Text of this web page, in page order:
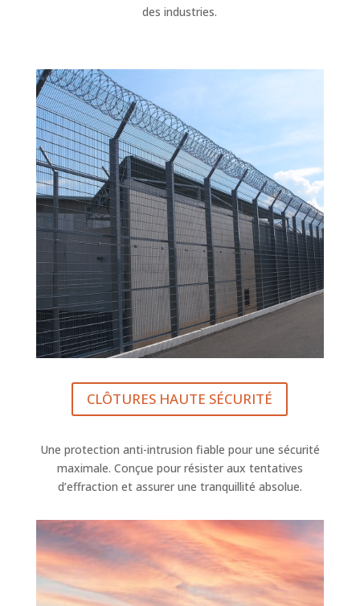
des industries.
CLÔTURES HAUTE SÉCURITÉ
Une protection anti-intrusion fiable pour une sécurité
maximale. Conçue pour résister aux tentatives
d’effraction et assurer une tranquillité absolue.